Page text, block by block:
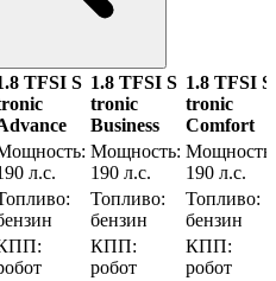
TFSI S 1.8 TFSI S
tronic
Business
1.8 TFSI S
tronic
Comfort
л.с.
Мощность:
190 л.с.
Мощность:
190 л.с.
Топливо:
бензин
Топливо:
бензин
КПП:
робот
КПП:
робот